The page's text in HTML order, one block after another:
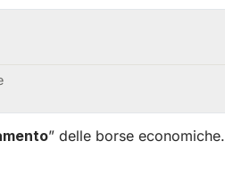
” delle borse economiche.